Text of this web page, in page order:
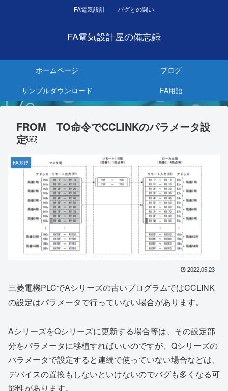
FA電気設計 バグとの闘い
FA電気設計屋の備忘録
ホームページ
ブログ
サンプルダウンロード
FA用語
FROM TO命令でCCLINKのパラメータ設
定￼
FA基礎
2022.05.23
三菱電機PLCでAシリーズの古いプログラムではCCLINK
の設定はパラメータで行っていない場合があります。
AシリーズをQシリーズに更新する場合等は、その設定部
分をパラメータに移植すればいいのですが、Qシリーズの
パラメータで設定すると連続で使っていない場合などは、
デバイスの置換もしないといけないのでバグも多くなる可
能性があります。